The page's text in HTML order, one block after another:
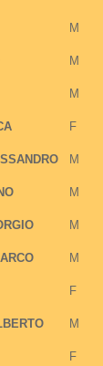
M
M
M
F
M
M
M
M
F
M
F